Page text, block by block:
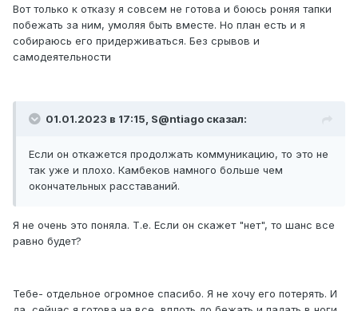
Вот только к отказу я совсем не готова и боюсь роняя тапки
побежать за ним, умоляя быть вместе. Но план есть и я
собираюсь его придерживаться. Без срывов и
самодеятельности
01.01.2023 в 17:15, S@ntiago сказал:
Если он откажется продолжать коммуникацию, то это не
так уже и плохо. Камбеков намного больше чем
окончательных расставаний.
Я не очень это поняла. Т.е. Если он скажет "нет", то шанс все
равно будет?
Тебе- отдельное огромное спасибо. Я не хочу его потерять. И